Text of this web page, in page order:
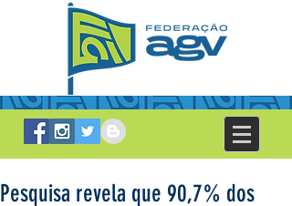
Pesquisa revela que 90,7% dos